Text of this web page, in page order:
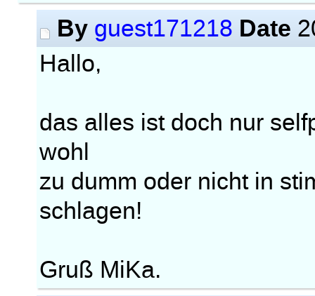
By guest171218 Date
Hallo,
das alles ist doch nur
wohl
zu dumm oder nicht in
schlagen!
Gruß MiKa.